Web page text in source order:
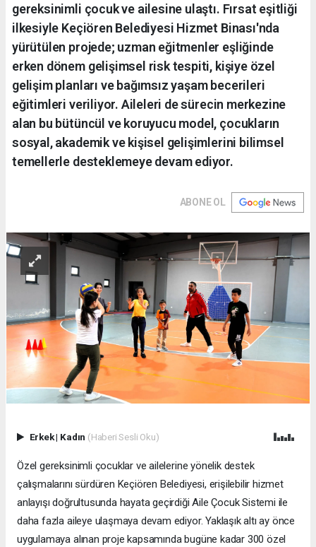
gereksinimli çocuk ve ailesine ulaştı. Fırsat eşitliği
ilkesiyle Keçiören Belediyesi Hizmet Binası'nda
yürütülen projede; uzman eğitmenler eşliğinde
erken dönem gelişimsel risk tespiti, kişiye özel
gelişim planları ve bağımsız yaşam becerileri
eğitimleri veriliyor. Aileleri de sürecin merkezine
alan bu bütüncül ve koruyucu model, çocukların
sosyal, akademik ve kişisel gelişimlerini bilimsel
temellerle desteklemeye devam ediyor.
ABONE OL
Erkek| Kadın (Haberi Sesli Oku)
Özel gereksinimli çocuklar ve ailelerine yönelik destek
çalışmalarını sürdüren Keçiören Belediyesi, erişilebilir hizmet
anlayışı doğrultusunda hayata geçirdiği Aile Çocuk Sistemi ile
daha fazla aileye ulaşmaya devam ediyor. Yaklaşık altı ay önce
uygulamaya alınan proje kapsamında bugüne kadar 300 özel